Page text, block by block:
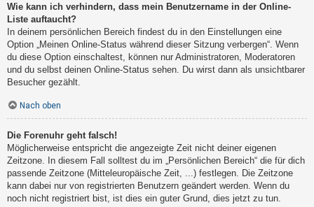
Wie kann ich verhindern, dass mein Benutzername in der Online-
Liste auftaucht?
In deinem persönlichen Bereich findest du in den Einstellungen eine
Option „Meinen Online-Status während dieser Sitzung verbergen“. Wenn
du diese Option einschaltest, können nur Administratoren, Moderatoren
und du selbst deinen Online-Status sehen. Du wirst dann als unsichtbarer
Besucher gezählt.
Nach oben
Die Forenuhr geht falsch!
Möglicherweise entspricht die angezeigte Zeit nicht deiner eigenen
Zeitzone. In diesem Fall solltest du im „Persönlichen Bereich“ die für dich
passende Zeitzone (Mitteleuropäische Zeit, ...) festlegen. Die Zeitzone
kann dabei nur von registrierten Benutzern geändert werden. Wenn du
noch nicht registriert bist, ist dies ein guter Grund, dies jetzt zu tun.